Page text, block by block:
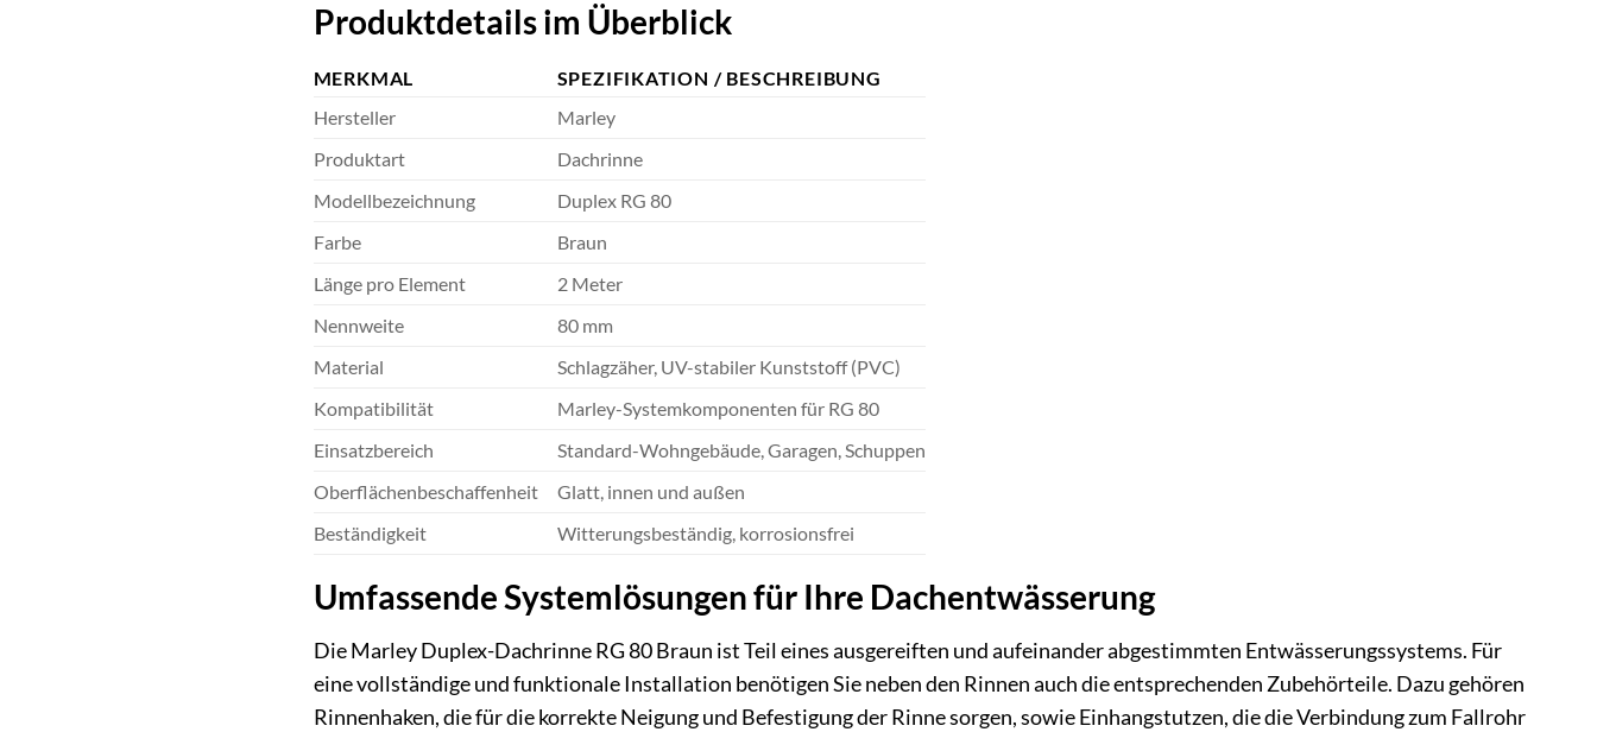
Produktdetails im Überblick
MERKMAL
SPEZIFIKATION / BESCHREIBUNG
Hersteller
Marley
Produktart
Dachrinne
Modellbezeichnung
Duplex RG 80
Farbe
Braun
Länge pro Element
2 Meter
Nennweite
80 mm
Material
Schlagzäher, UV-stabiler Kunststoff (PVC)
Kompatibilität
Marley-Systemkomponenten für RG 80
Einsatzbereich
Standard-Wohngebäude, Garagen, Schuppen
Oberflächenbeschaffenheit
Glatt, innen und außen
Beständigkeit
Witterungsbeständig, korrosionsfrei
Umfassende Systemlösungen für Ihre Dachentwässerung
Die Marley Duplex-Dachrinne RG 80 Braun ist Teil eines ausgereiften und aufeinander abgestimmten Entwässerungssystems. Für
eine vollständige und funktionale Installation benötigen Sie neben den Rinnen auch die entsprechenden Zubehörteile. Dazu gehören
Rinnenhaken, die für die korrekte Neigung und Befestigung der Rinne sorgen, sowie Einhangstutzen, die die Verbindung zum Fallrohr